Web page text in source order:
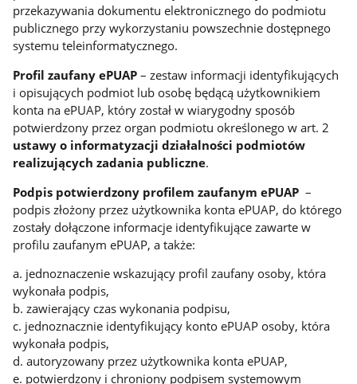
przekazywania dokumentu elektronicznego do podmiotu
publicznego przy wykorzystaniu powszechnie dostępnego
systemu teleinformatycznego.
Profil zaufany ePUAP– zestaw informacji identyfikujących
i opisujących podmiot lub osobę będącą użytkownikiem
konta na ePUAP, który został w wiarygodny sposób
potwierdzony przez organ podmiotu określonego w art. 2
ustawy o informatyzacji działalności podmiotów
realizujących zadania publiczne.
Podpis potwierdzony profilem zaufanym ePUAP –
podpis złożony przez użytkownika konta ePUAP, do którego
zostały dołączone informacje identyfikujące zawarte w
profilu zaufanym ePUAP, a także:
a. jednoznaczenie wskazujący profil zaufany osoby, która
wykonała podpis,
b. zawierający czas wykonania podpisu,
c. jednoznacznie identyfikujący konto ePUAP osoby, która
wykonała podpis,
d. autoryzowany przez użytkownika konta ePUAP,
e. potwierdzony i chroniony podpisem systemowym